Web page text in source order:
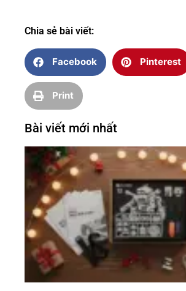
Chia sẻ bài viết:
Facebook Pinterest
Print
Bài viết mới nhất